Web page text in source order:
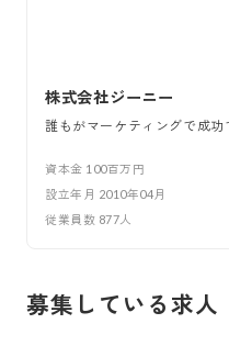
株式会社ジーニー
誰もがマーケティングで成功
資本金 100百万円
設立年月 2010年04月
従業員数 877人
募集している求人